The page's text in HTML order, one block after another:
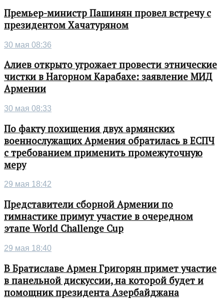
Премьер-министр Пашинян провел встречу с
президентом Хачатуряном
30 мая 08:36
Алиев открыто угрожает провести этнические
чистки в Нагорном Карабахе: заявление МИД
Армении
30 мая 08:33
По факту похищения двух армянских
военнослужащих Армения обратилась в ЕСПЧ
с требованием применить промежуточную
меру
29 мая 18:42
Представители сборной Армении по
гимнастике примут участие в очередном
этапе World Challenge Cup
29 мая 18:40
В Братиславе Армен Григорян примет участие
в панельной дискуссии, на которой будет и
помощник президента Азербайджана